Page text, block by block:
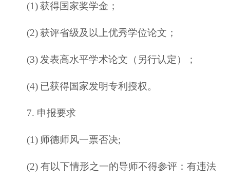
(1)获得国家奖学金；
(2)获评省级及以上优秀学位论文；
(3) 发表高水平学术论文（另行认定）；
(4) 已获得国家发明专利授权。
7. 申报要求
(1) 师德师风一票否决;
(2) 有以下情形之一的导师不得参评：有违法